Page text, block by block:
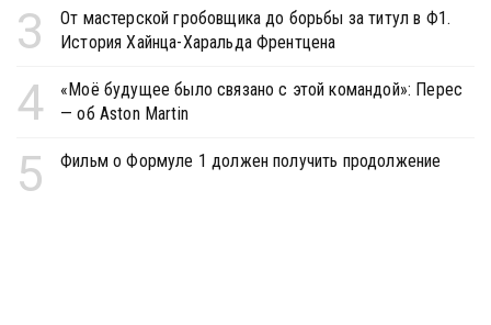
3
От мастерской гробовщика до борьбы за титул в Ф1.
История Хайнца-Харальда Френтцена
4
«Моё будущее было связано с этой командой»: Перес
— об Aston Martin
5 Фильм о Формуле 1 должен получить продолжение